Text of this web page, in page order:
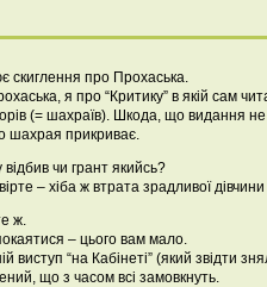
скиглення про Прохаська.
я про “Критику” в якій сам
(= шахраїв). Шкода, що видання
шахрая прикриває.
відбив чи грант якийсь?
– хіба ж втрата зрадливої
ж.
– цього вам мало.
виступ “на Кабінеті” (який звідти
що з часом всі замовкнуть.